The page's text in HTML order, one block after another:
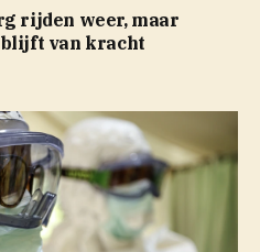
rijden weer, maar
van kracht